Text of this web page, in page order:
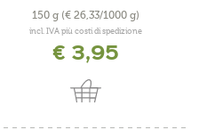
150 g (€ 26,33/1000 g)
incl. IVA più costi di spedizione
€ 3,95